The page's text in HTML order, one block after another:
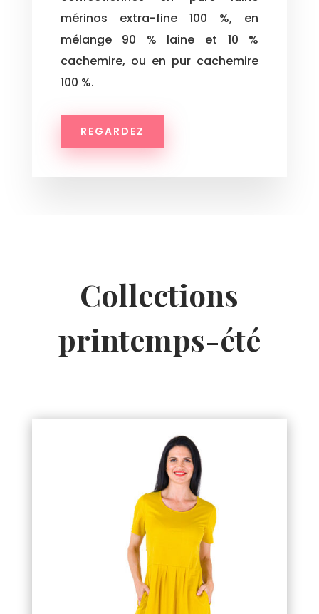
mérinos extra-fine 100 %, en
mélange 90 % laine et 10 %
cachemire, ou en pur cachemire
100 %.
REGARDEZ
Collections
printemps-été